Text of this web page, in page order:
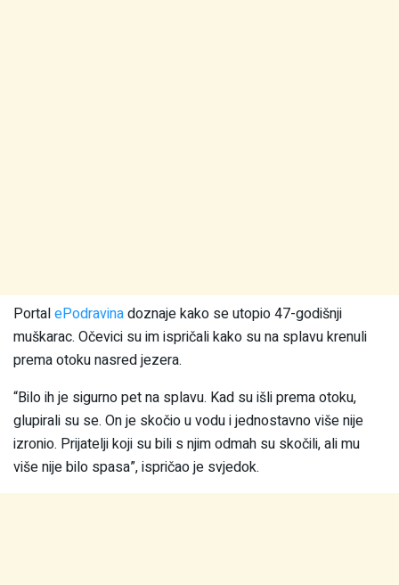
PortalePodravinadoznaje kako se utopio 47-godišnji
muškarac. Očevici su im ispričali kako su na splavu krenuli
prema otoku nasred jezera.
“Bilo ih je sigurno pet na splavu. Kad su išli prema otoku,
glupirali su se. On je skočio u vodu i jednostavno više nije
izronio. Prijatelji koji su bili s njim odmah su skočili, ali mu
više nije bilo spasa”, ispričao je svjedok.